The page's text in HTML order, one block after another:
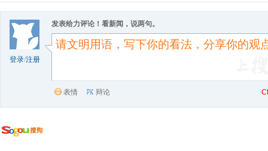
登录/注册
发表给力评论！看新闻，说两句。
表情 辩论